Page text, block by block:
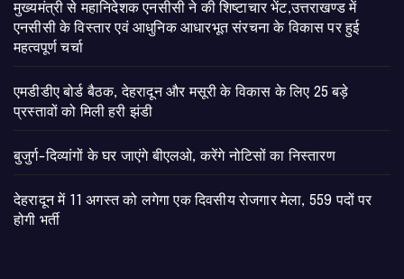
मुख्यमंत्री से महानिदेशक एनसीसी ने की शिष्टाचार भेंट,उत्तराखण्ड में
एनसीसी के विस्तार एवं आधुनिक आधारभूत संरचना के विकास पर हुई
महत्वपूर्ण चर्चा
एमडीडीए बोर्ड बैठक, देहरादून और मसूरी के विकास के लिए 25 बड़े
प्रस्तावों को मिली हरी झंडी
बुजुर्ग-दिव्यांगों के घर जाएंगे बीएलओ, करेंगे नोटिसों का निस्तारण
​देहरादून में 11 अगस्त को लगेगा एक दिवसीय रोजगार मेला, 559 पदों पर
होगी भर्ती